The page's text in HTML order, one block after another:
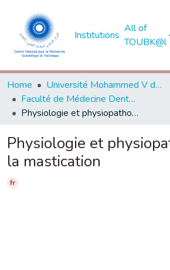
Institutions
All of
TOUBK@l
Home
Université Mohammed V de Rabat
Faculté de Médecine Dentaire - Rabat
Physiologie et physiopathologie de la mastication
Physiologie et
la mastication
fr